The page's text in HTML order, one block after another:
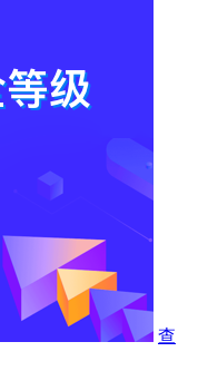
查